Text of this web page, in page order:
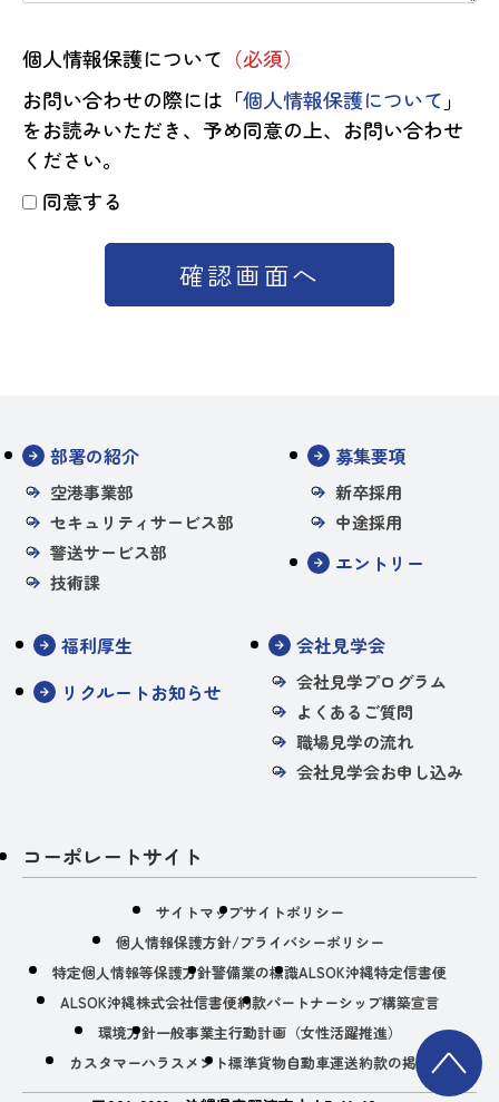
個人情報保護について （必須）
お問い合わせの際には「個人情報保護について 」
をお読みいただき、予め同意の上、お問い合わせ
ください。
同意する
確認画面へ
部署の紹介
空港事業部
セキュリティサービス部
警送サービス部
技術課
募集要項
新卒採用
中途採用
エントリー
福利厚生
リクルートお知らせ
会社見学会
会社見学プログラム
よくあるご質問
職場見学の流れ
会社見学会お申し込み
コーポレートサイト
サイトマップサイトポリシー
個人情報保護方針/プライバシーポリシー
特定個人情報等保護方針警備業の標識ALSOK沖縄特定信書便
ALSOK沖縄株式会社信書便約款パートナーシップ構築宣言
環境方針一般事業主行動計画（女性活躍推進）
カスタマーハラスメント標準貨物自動車運送約款の掲示